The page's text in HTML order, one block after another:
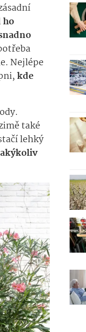
ho
Nejlépe
kde
také
lehký